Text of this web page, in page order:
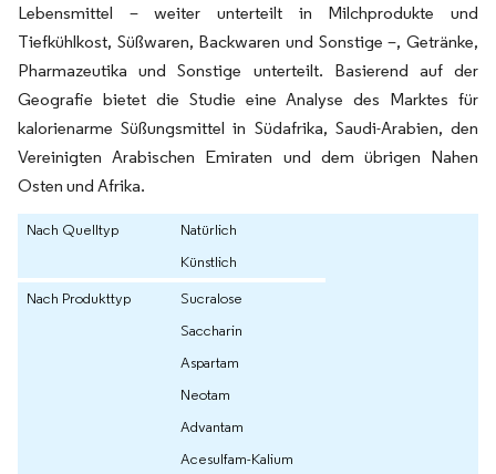
Lebensmittel – weiter unterteilt in Milchprodukte und
Tiefkühlkost, Süßwaren, Backwaren und Sonstige –, Getränke,
Pharmazeutika und Sonstige unterteilt. Basierend auf der
Geografie bietet die Studie eine Analyse des Marktes für
kalorienarme Süßungsmittel in Südafrika, Saudi-Arabien, den
Vereinigten Arabischen Emiraten und dem übrigen Nahen
Osten und Afrika.
Nach Quelltyp
Natürlich
Künstlich
Nach Produkttyp
Sucralose
Saccharin
Aspartam
Neotam
Advantam
Acesulfam-Kalium